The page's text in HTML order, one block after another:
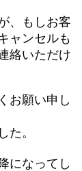
、もしお客
ャンセルも
絡いただけ
お願い申し
た。
になってし